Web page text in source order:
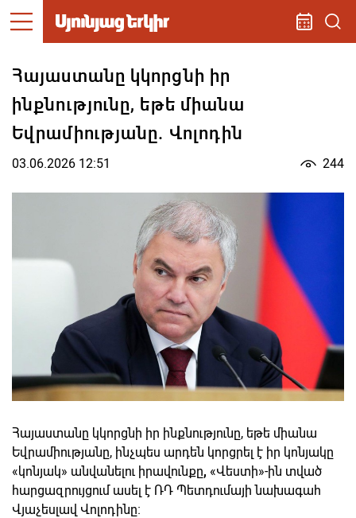
Հայաստանը կկորցնի իր
ինքնությունը, եթե միանա
Եվրամիությանը. Վոլոդին
03.06.2026 12:51 244
Հայաստանը կկորցնի իր ինքնությունը, եթե միանա
Եվրամիությանը, ինչպես արդեն կորցրել է իր կոնյակը
«կոնյակ» անվանելու իրավունքը, «Վեստի»-ին տված
հարցազրույցում ասել է ՌԴ Պետդումայի նախագահ
Վյաչեսլավ Վոլոդինը։